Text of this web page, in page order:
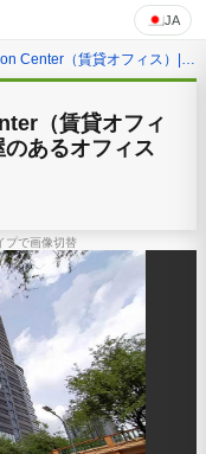
ス）| ホーチミン1区の高島屋のあるオフィス
（賃貸オフィ
あるオフィス
プで画像切替
JA